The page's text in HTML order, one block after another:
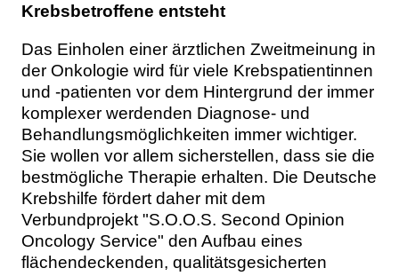
Krebsbetroffene entsteht
Das Einholen einer ärztlichen Zweitmeinung in
der Onkologie wird für viele Krebspatientinnen
und -patienten vor dem Hintergrund der immer
komplexer werdenden Diagnose- und
Behandlungsmöglichkeiten immer wichtiger.
Sie wollen vor allem sicherstellen, dass sie die
bestmögliche Therapie erhalten. Die Deutsche
Krebshilfe fördert daher mit dem
Verbundprojekt "S.O.O.S. Second Opinion
Oncology Service" den Aufbau eines
flächendeckenden, qualitätsgesicherten